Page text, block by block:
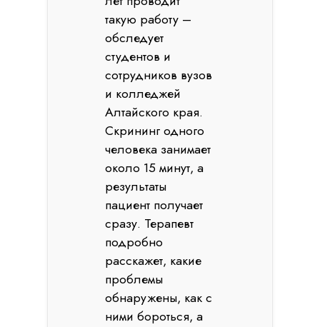
такую работу –
обследует
студентов и
сотрудников вузов
и колледжей
Алтайского края.
Скрининг одного
человека занимает
около 15 минут, а
результаты
пациент получает
сразу. Терапевт
подробно
расскажет, какие
проблемы
обнаружены, как с
ними бороться, а